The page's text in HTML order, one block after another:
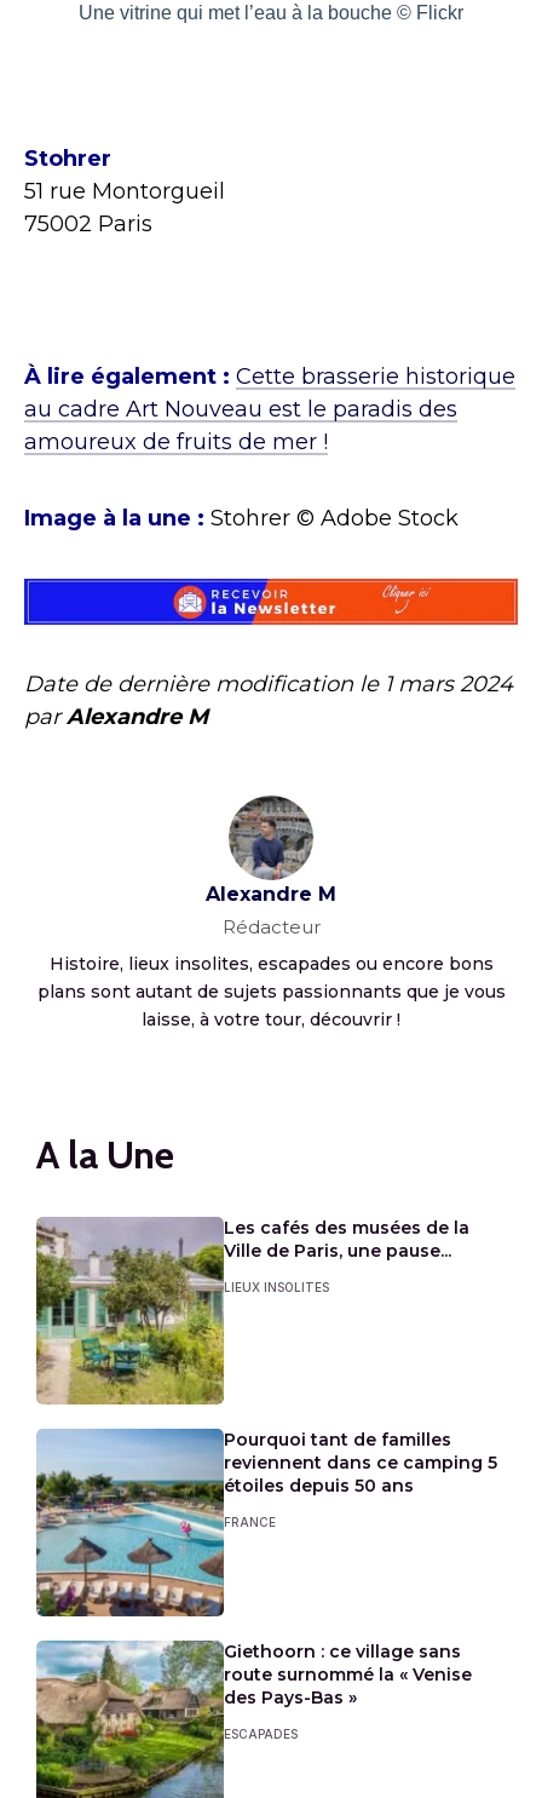
Une vitrine qui met l’eau à la bouche © Flickr
Stohrer
51 rue Montorgueil
75002 Paris
À lire également : Cette brasserie historique
au cadre Art Nouveau est le paradis des
amoureux de fruits de mer !
Image à la une : Stohrer © Adobe Stock
Date de dernière modification le 1 mars 2024
parAlexandre M
Alexandre M
Rédacteur
Histoire, lieux insolites, escapades ou encore bons
plans sont autant de sujets passionnants que je vous
laisse, à votre tour, découvrir !
A la Une
Les cafés des musées de la
Ville de Paris, une pause...
LIEUX INSOLITES
Pourquoi tant de familles
reviennent dans ce camping 5
étoiles depuis 50 ans
FRANCE
Giethoorn : ce village sans
route surnommé la « Venise
des Pays-Bas »
ESCAPADES